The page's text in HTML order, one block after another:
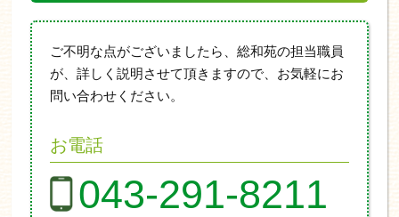
ご不明な点がございましたら、総和苑の担当職員
が、詳しく説明させて頂きますので、お気軽にお
問い合わせください。
お電話
043-291-8211